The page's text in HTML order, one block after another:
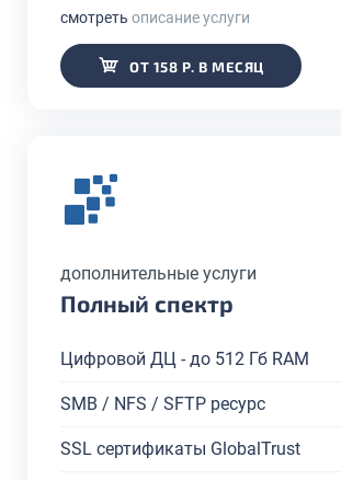
смотреть описание услуги
ОТ 158 Р. В МЕСЯЦ
дополнительные услуги
Полный спектр
Цифровой ДЦ - до 512 Гб RAM
SMB / NFS / SFTP ресурс
SSL сертификаты GlobalTrust